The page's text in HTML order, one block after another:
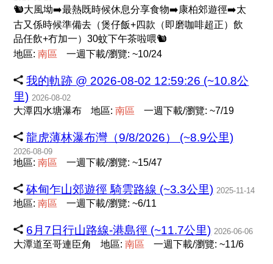
🐿️大風坳➡️最熱既時候休息分享食物➡️康柏郊遊徑➡️太
古又係時候準備去（煲仔飯+四款（即磨咖啡超正）飲
品任飲+冇加一）30蚊下午茶啦喂🐿️
地區:南區 一週下載/瀏覽: ~10/24
我的軌跡 @ 2026-08-02 12:59:26 (~10.8公
里) 2026-08-02
大潭四水塘瀑布 地區:南區 一週下載/瀏覽: ~7/19
龍虎薄林瀑布灣（9/8/2026） (~8.9公里)
2026-08-09
地區:南區 一週下載/瀏覽: ~15/47
砵甸乍山郊遊徑 騎雲路線 (~3.3公里) 2025-11-14
地區:南區 一週下載/瀏覽: ~6/11
6月7日行山路線-港島徑 (~11.7公里) 2026-06-06
大潭道至哥連臣角 地區:南區 一週下載/瀏覽: ~11/6